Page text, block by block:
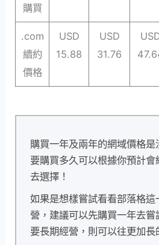
購買
.com
續約
價格
USD
15.88
USD
31.76
購買一年及兩年的網域價格是
要購買多久可以根據你預計
去選擇！
如果是想樣嘗試看看部落格這
營，建議可以先購買一年去嘗
要長期經營，則可以往更加